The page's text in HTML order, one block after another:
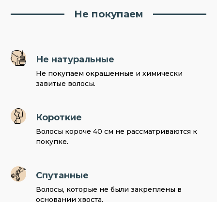
Не покупаем
Не натуральные
Не покупаем окрашенные и химически
завитые волосы.
Короткие
Волосы короче 40 см не рассматриваются к
покупке.
Спутанные
Волосы, которые не были закреплены в
основании хвоста.